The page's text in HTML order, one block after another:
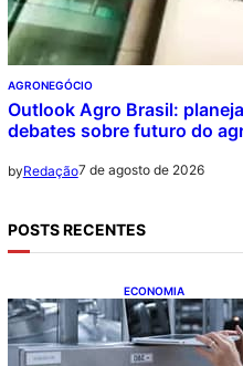
AGRONEGÓCIO
Outlook Agro Brasil:
debates sobre futuro do
byRedação7 de agosto de 2026
POSTS RECENTES
ECONOMIA
CNI: indústria
mas
lentamente